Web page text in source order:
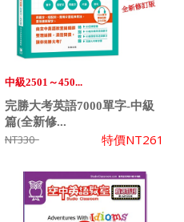
中級2501～450...
完勝大考英語7000單字-中級
篇(全新修...
NT330 特價NT261